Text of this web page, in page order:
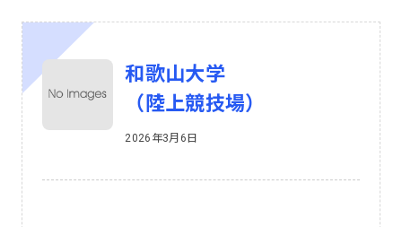
和歌山大学
（陸上競技場）
2026年3月6日